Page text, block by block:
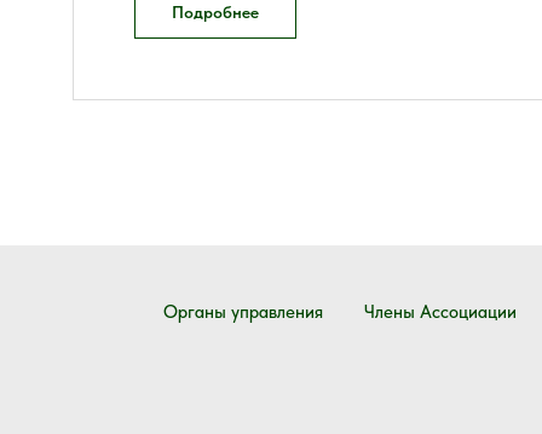
Подробнее
Органы управления Члены Ассоциации